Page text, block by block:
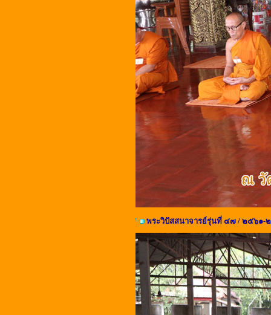
พระวิปัสสนาจารย์รุ่นที่ ๔๗ / ๒๕๖๑-